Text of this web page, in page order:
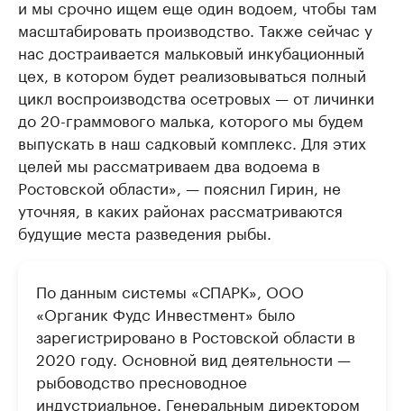
и мы срочно ищем еще один водоем, чтобы там
масштабировать производство. Также сейчас у
нас достраивается мальковый инкубационный
цех, в котором будет реализовываться полный
цикл воспроизводства осетровых — от личинки
до 20-граммового малька, которого мы будем
выпускать в наш садковый комплекс. Для этих
целей мы рассматриваем два водоема в
Ростовской области», — пояснил Гирин, не
уточняя, в каких районах рассматриваются
будущие места разведения рыбы.
По данным системы «СПАРК», ООО
«Органик Фудс Инвестмент» было
зарегистрировано в Ростовской области в
2020 году. Основной вид деятельности —
рыбоводство пресноводное
индустриальное. Генеральным директором